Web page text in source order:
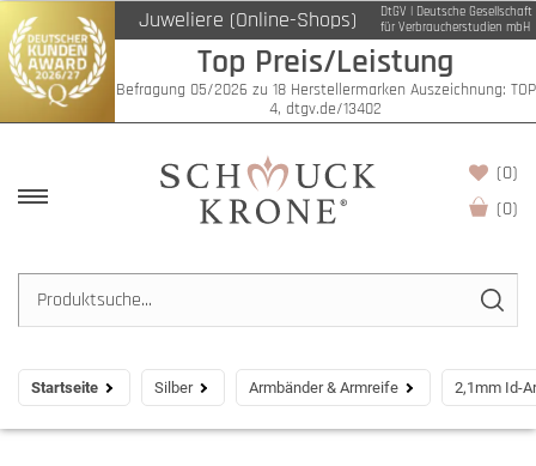
Juweliere (Online-Shops)
DtGV | Deutsche Gesellschaft
für Verbraucherstudien mbH
Top Preis/Leistung
Befragung 05/2026 zu 18 Herstellermarken Auszeichnung: TOP
4, dtgv.de/13402
(0)
(0)
Startseite Silber Armbänder & Armreife 2,1mm Id-